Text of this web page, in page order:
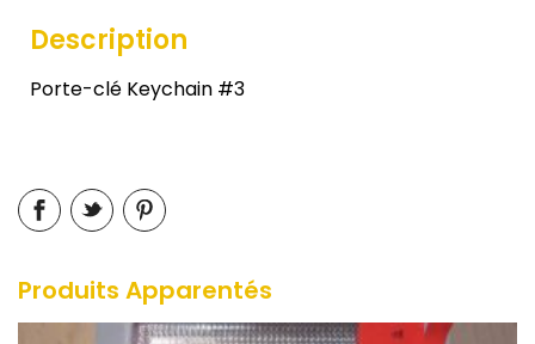
Description
Porte-clé Keychain #3
Produits Apparentés